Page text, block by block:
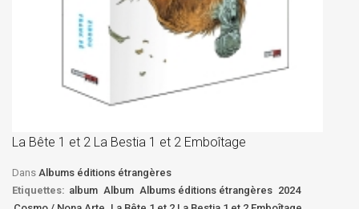
La Bête 1 et 2 La Bestia 1 et 2 Emboîtage
Dans Albums éditions étrangères
Etiquettes: album Album Albums éditions étrangères 2024